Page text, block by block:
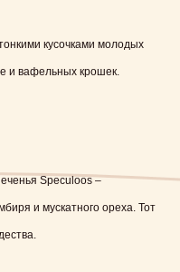
кусочками молодых
и вафельных крошек.
Speculoos –
и мускатного ореха. Тот